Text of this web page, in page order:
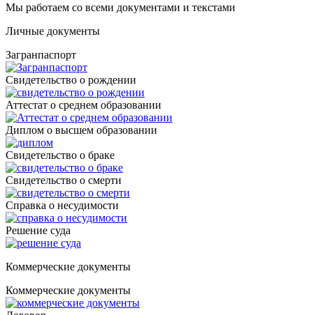
Мы работаем со всеми документами и текстами
Личные документы
Загранпаспорт
Cвидетельство о рождении
Аттестат о среднем образовании
Диплом о высшем образовании
Свидетельство о браке
Свидетельство о смерти
Справка о несудимости
Решение суда
Коммерческие документы
Коммерческие документы